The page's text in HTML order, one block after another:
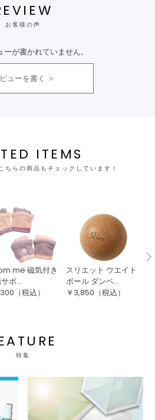
お客様の声
ーが書かれていません。
ューを書く
ITEMS
ちらの商品もチェックしています！
me 磁気付き
ポ...
（税込）
スリエット ウエイト
ボール ダンベ...
￥ 3,850 （税込）
特集